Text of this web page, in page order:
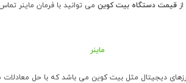
قیمت دستگاه بیت کوینمی توانید با فرمان ماینر
ماینر
دیجیتال مثل بیت کوین می باشد که با حل معادلات